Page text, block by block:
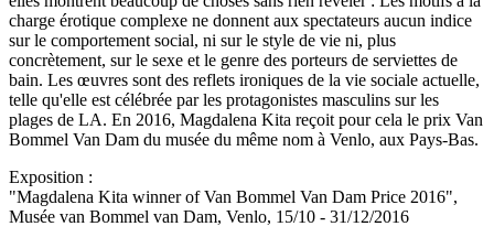
charge érotique complexe ne donnent aux spectateurs aucun indice
sur le comportement social, ni sur le style de vie ni, plus
concrètement, sur le sexe et le genre des porteurs de serviettes de
bain. Les œuvres sont des reflets ironiques de la vie sociale actuelle,
telle qu'elle est célébrée par les protagonistes masculins sur les
plages de LA. En 2016, Magdalena Kita reçoit pour cela le prix Van
Bommel Van Dam du musée du même nom à Venlo, aux Pays-Bas.
Exposition :
"Magdalena Kita winner of Van Bommel Van Dam Price 2016",
Musée van Bommel van Dam, Venlo, 15/10 - 31/12/2016